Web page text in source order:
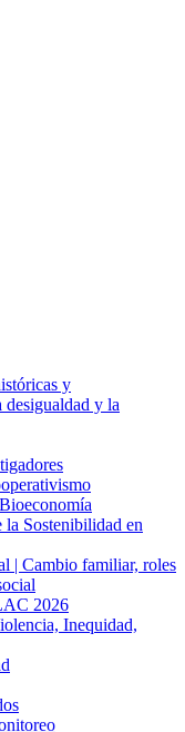
y
desigualdad y la
la Sostenibilidad en
| Cambio familiar, roles
2026
Inequidad,